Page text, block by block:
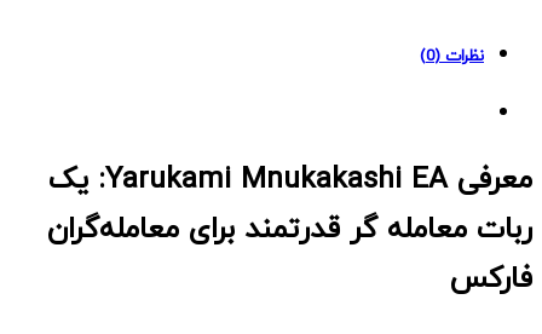
نظرات (0)
معرفی Yarukami Mnukakashi EA: یک
ربات معامله گر قدرتمند برای معامله‌گران
فارکس